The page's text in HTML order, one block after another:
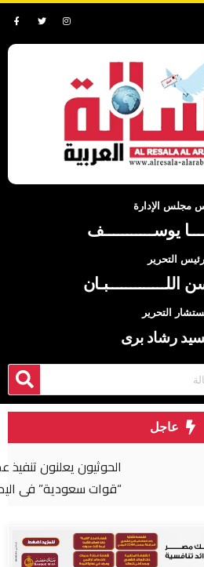
مجلس الإدارة
يوســـــــــــف
رئيس التحرير
اللـــــــــــــبـان
التحرير
رشاد برى
عاجل
عسكرية واسعة ضد